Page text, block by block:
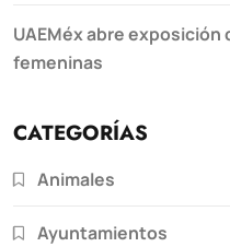
UAEMéx abre
femeninas
CATEGORÍAS
Animales
Ayuntamientos